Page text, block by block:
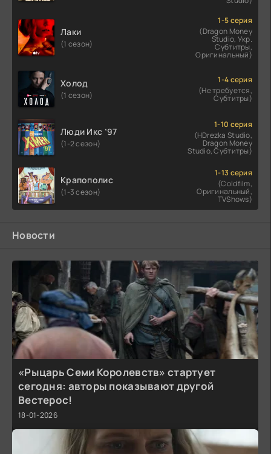
Лаки
(1 сезон)
1-5 серия
(Dragon Money
Studio, Укр.
Субтитры,
Оригинальный)
Холод
(1 сезон)
1-4 серия
(Не требуется,
Субтитры)
Люди Икс ’97
(1-2 сезон)
1-10 серия
(HDrezka Studio,
Dragon Money
Studio, Субтитры)
Крапополис
(1-3 сезон)
1-13 серия
(Coldfilm,
Оригинальный,
TVShows)
Новости
«Рыцарь Семи Королевств» стартует
сегодня: авторы показывают другой
Вестерос!
18-01-2026